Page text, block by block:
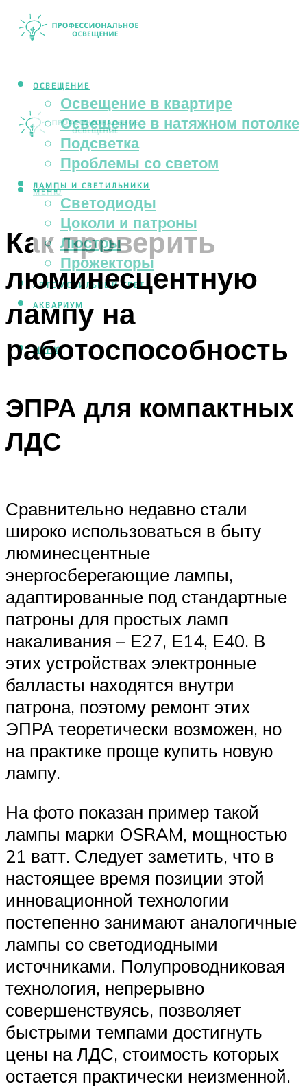
ОСВЕЩЕНИЕ
Освещение в квартире
Освещение в натяжном потолке
Подсветка
Проблемы со светом
ЛАМПЫ И СВЕТИЛЬНИКИ
Светодиоды
Цоколи и патроны
Люстры
Прожекторы
АВТОМОБИЛЬНЫЙ СВЕТ
АКВАРИУМ
МЕНЮ
МЕНЮ
Как проверить
люминесцентную
лампу на
работоспособность
ЭПРА для компактных
ЛДС
Сравнительно недавно стали
широко использоваться в быту
люминесцентные
энергосберегающие лампы,
адаптированные под стандартные
патроны для простых ламп
накаливания – Е27, Е14, Е40. В
этих устройствах электронные
балласты находятся внутри
патрона, поэтому ремонт этих
ЭПРА теоретически возможен, но
на практике проще купить новую
лампу.
На фото показан пример такой
лампы марки OSRAM, мощностью
21 ватт. Следует заметить, что в
настоящее время позиции этой
инновационной технологии
постепенно занимают аналогичные
лампы со светодиодными
источниками. Полупроводниковая
технология, непрерывно
совершенствуясь, позволяет
быстрыми темпами достигнуть
цены на ЛДС, стоимость которых
остается практически неизменной.